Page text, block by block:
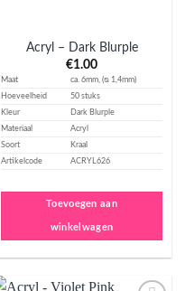
Acryl – Dark Blurple
€1.00
Maat
ca. 6mm, (ᴓ 1,4mm)
Hoeveelheid
50 stuks
Kleur
Dark Blurple
Materiaal
Acryl
Soort
Kraal
Artikelcode
ACRYL626
Toevoegen aan
winkelwagen